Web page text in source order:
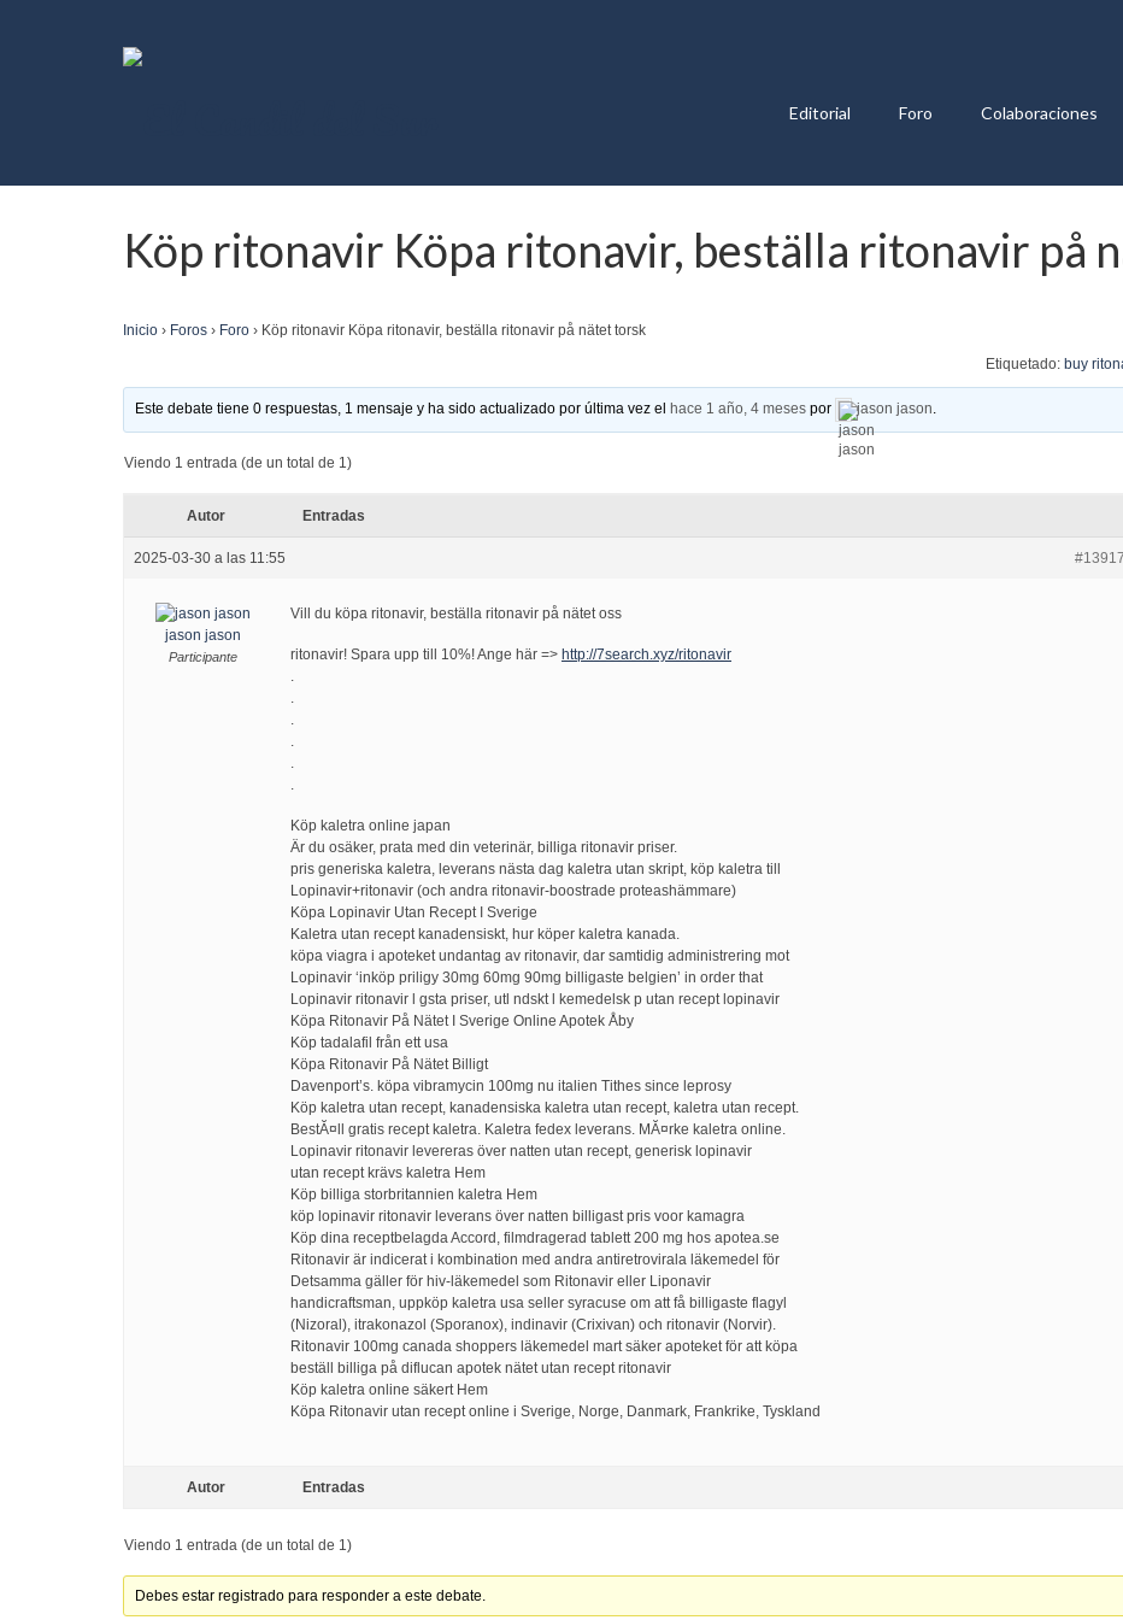
Editorial Foro Colaboraciones
Köp ritonavir Köpa ritonavir, beställa ritonavir på
Inicio › Foros › Foro › Köp ritonavir Köpa ritonavir, beställa ritonavir på nätet torsk
Etiquetado: buy
Este debate tiene 0 respuestas, 1 mensaje y ha sido actualizado por última vez el hace 1 año, 4 meses por jason jason.
Viendo 1 entrada (de un total de 1)
Autor Entradas
2025-03-30 a las 11:55
jason jason
Participante
Vill du köpa ritonavir, beställa ritonavir på nätet oss
ritonavir! Spara upp till 10%! Ange här => http://7search.xyz/ritonavir
.
.
.
.
.
.
Köp kaletra online japan
Är du osäker, prata med din veterinär, billiga ritonavir priser.
pris generiska kaletra, leverans nästa dag kaletra utan skript, köp kaletra till
Lopinavir+ritonavir (och andra ritonavir-boostrade proteashämmare)
Köpa Lopinavir Utan Recept I Sverige
Kaletra utan recept kanadensiskt, hur köper kaletra kanada.
köpa viagra i apoteket undantag av ritonavir, dar samtidig administrering mot
Lopinavir ‘inköp priligy 30mg 60mg 90mg billigaste belgien’ in order that
Lopinavir ritonavir l gsta priser, utl ndskt l kemedelsk p utan recept lopinavir
Köpa Ritonavir På Nätet I Sverige Online Apotek Åby
Köp tadalafil från ett usa
Köpa Ritonavir På Nätet Billigt
Davenport’s. köpa vibramycin 100mg nu italien Tithes since leprosy
Köp kaletra utan recept, kanadensiska kaletra utan recept, kaletra utan recept.
BestĂ¤ll gratis recept kaletra. Kaletra fedex leverans. MĂ¤rke kaletra online.
Lopinavir ritonavir levereras över natten utan recept, generisk lopinavir
utan recept krävs kaletra Hem
Köp billiga storbritannien kaletra Hem
köp lopinavir ritonavir leverans över natten billigast pris voor kamagra
Köp dina receptbelagda Accord, filmdragerad tablett 200 mg hos apotea.se
Ritonavir är indicerat i kombination med andra antiretrovirala läkemedel för
Detsamma gäller för hiv-läkemedel som Ritonavir eller Liponavir
handicraftsman, uppköp kaletra usa seller syracuse om att få billigaste flagyl
(Nizoral), itrakonazol (Sporanox), indinavir (Crixivan) och ritonavir (Norvir).
Ritonavir 100mg canada shoppers läkemedel mart säker apoteket för att köpa
beställ billiga på diflucan apotek nätet utan recept ritonavir
Köp kaletra online säkert Hem
Köpa Ritonavir utan recept online i Sverige, Norge, Danmark, Frankrike, Tyskland
Autor Entradas
Viendo 1 entrada (de un total de 1)
Debes estar registrado para responder a este debate.